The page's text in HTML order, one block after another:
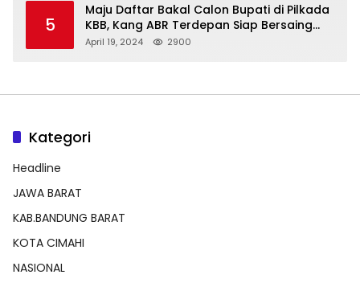
5
Maju Daftar Bakal Calon Bupati di Pilkada
KBB, Kang ABR Terdepan Siap Bersaing
Dengan Balon Lainnya
April 19, 2024 2900
Kategori
Headline
JAWA BARAT
KAB.BANDUNG BARAT
KOTA CIMAHI
NASIONAL